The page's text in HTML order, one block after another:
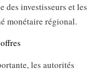
des investisseurs et les
monétaire régional.
les autorités